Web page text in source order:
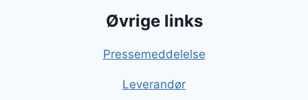
Øvrige links
Pressemeddelelse
Leverandør